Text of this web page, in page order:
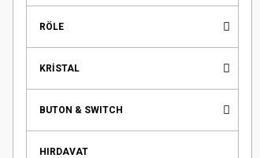
RÖLE
KRİSTAL
BUTON & SWITCH
HIRDAVAT